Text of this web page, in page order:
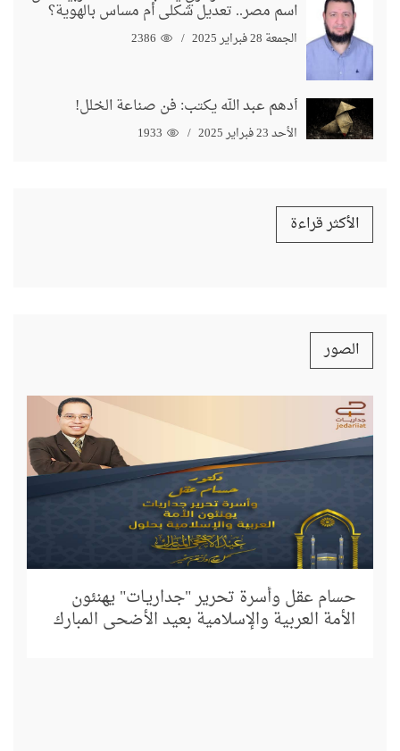
اسم مصر.. تعديل شكلي أم مساس بالهوية؟
الجمعة 28 فبراير 2025 2386
أدهم عبد الله يكتب: فن صناعة الخلل!
الأحد 23 فبراير 2025 1933
الأكثر قراءة
الصور
حسام عقل وأسرة تحرير "جداريـات" يهنئون
الأمة العربية والإسلامية بعيد الأضحى المبارك